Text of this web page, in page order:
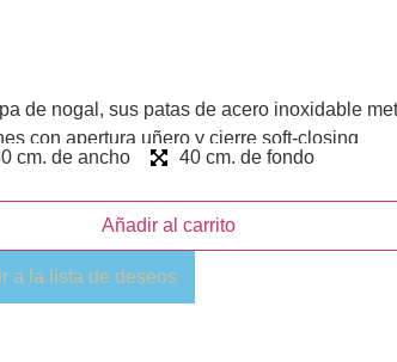
de nogal, sus patas de acero inoxidable
con apertura uñero y cierre soft-closing
cm. de ancho 40 cm. de fondo
Añadir al carrito
a la lista de deseos